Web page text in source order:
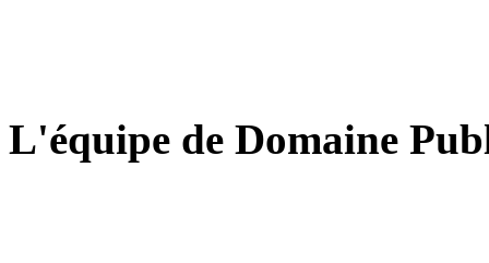
L'équipe de Domaine